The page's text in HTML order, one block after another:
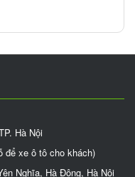
Hà Nội
để xe ô tô cho khách)
Nghĩa, Hà Đông, Hà Nội